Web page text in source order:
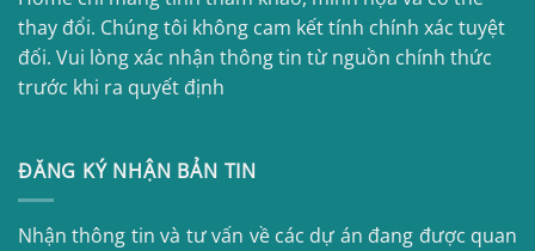
thay đổi. Chúng tôi không cam kết tính chính xác tuyệt
đối. Vui lòng xác nhận thông tin từ nguồn chính thức
trước khi ra quyết định
ĐĂNG KÝ NHẬN BẢN TIN
Nhận thông tin và tư vấn về các dự án đang được quan